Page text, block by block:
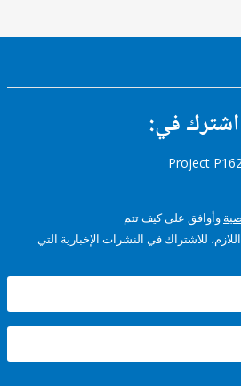
في:
على كيف تتم
في النشرات الإخبارية التي